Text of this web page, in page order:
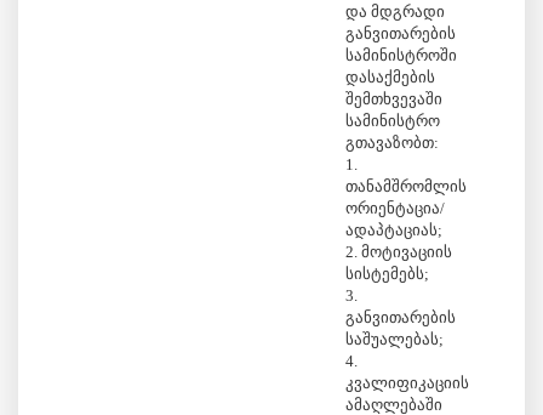
და მდგრადი
განვითარების
სამინისტროში
დასაქმების
შემთხვევაში
სამინისტრო
გთავაზობთ:
1.
თანამშრომლის
ორიენტაცია/
ადაპტაციას;
2. მოტივაციის
სისტემებს;
3.
განვითარების
საშუალებას;
4.
კვალიფიკაციის
ამაღლებაში